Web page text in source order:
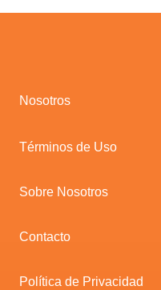
Nosotros
Términos de Uso
Sobre Nosotros
Contacto
Política de Privacidad